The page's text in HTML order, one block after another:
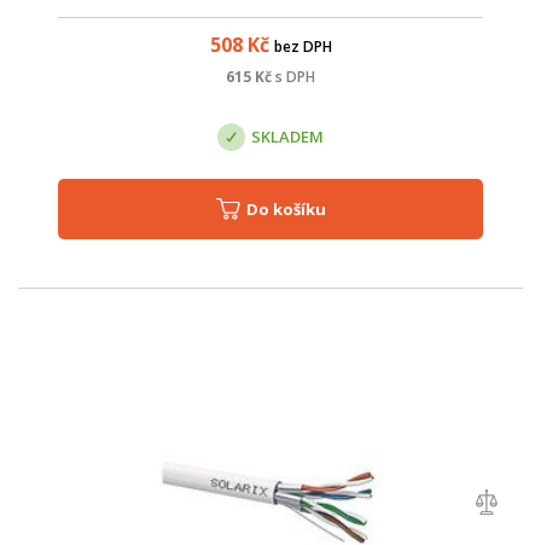
508Kč bez DPH
615 Kčs DPH
SKLADEM
Do košíku